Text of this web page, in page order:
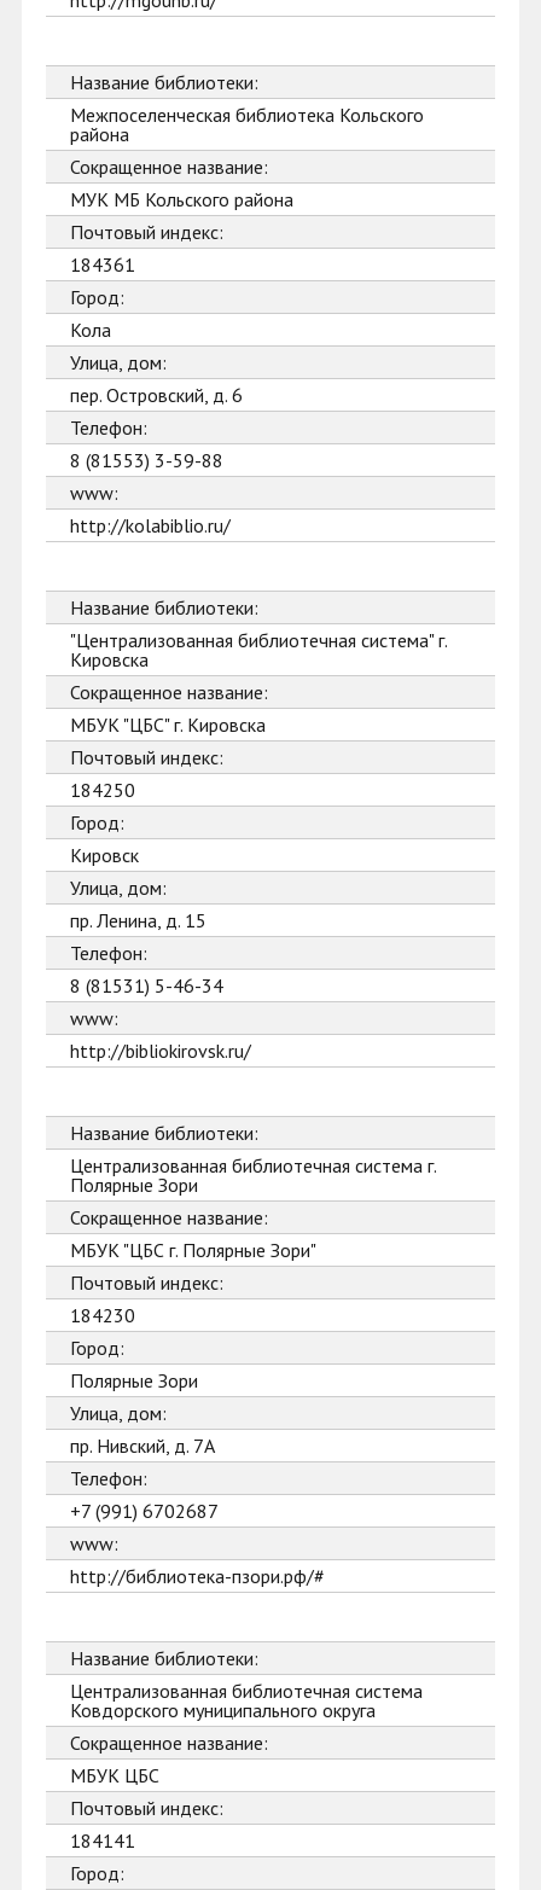
Название библиотеки:
Межпоселенческая библиотека Кольского
района
Сокращенное название:
МУК МБ Кольского района
Почтовый индекс:
184361
Город:
Кола
Улица, дом:
пер. Островский, д. 6
Телефон:
8 (81553) 3-59-88
www:
http://kolabiblio.ru/
Название библиотеки:
"Централизованная библиотечная система" г.
Кировска
Сокращенное название:
МБУК "ЦБС" г. Кировска
Почтовый индекс:
184250
Город:
Кировск
Улица, дом:
пр. Ленина, д. 15
Телефон:
8 (81531) 5-46-34
www:
http://bibliokirovsk.ru/
Название библиотеки:
Централизованная библиотечная система г.
Полярные Зори
Сокращенное название:
МБУК "ЦБС г. Полярные Зори"
Почтовый индекс:
184230
Город:
Полярные Зори
Улица, дом:
пр. Нивский, д. 7А
Телефон:
+7 (991) 6702687
www:
http://библиотека-пзори.рф/#
Название библиотеки:
Централизованная библиотечная система
Ковдорского муниципального округа
Сокращенное название:
МБУК ЦБС
Почтовый индекс:
184141
Город: